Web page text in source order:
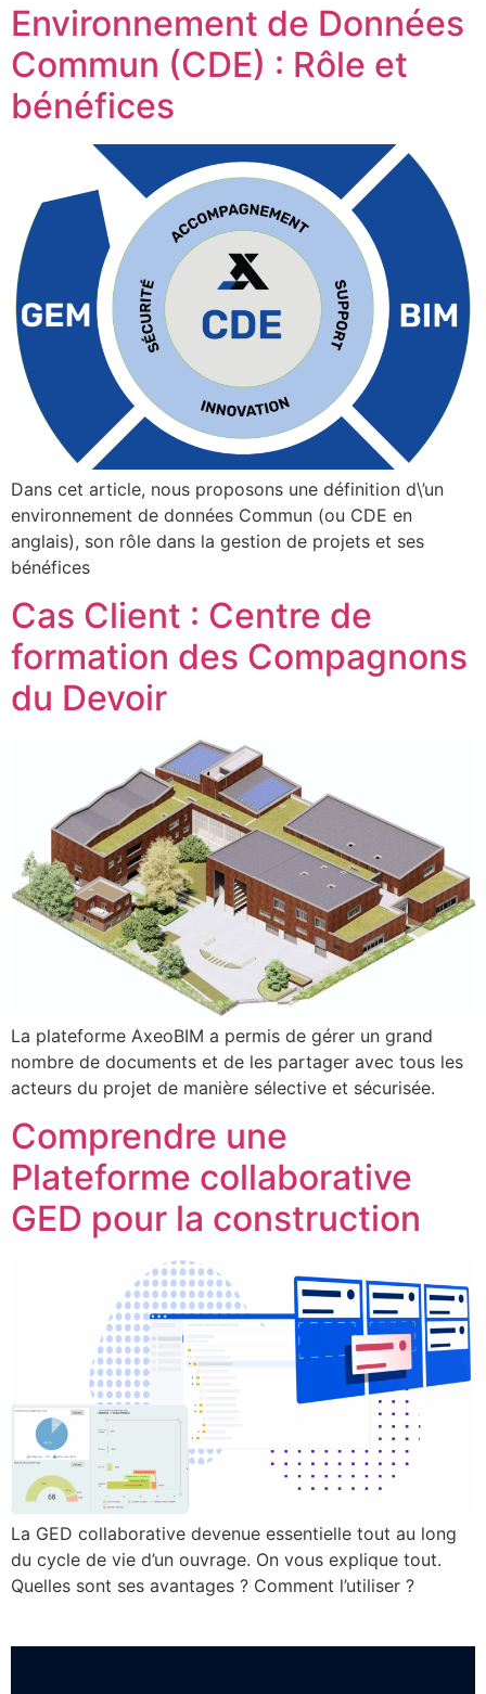
Environnement de Données
Commun (CDE) : Rôle et
bénéfices
Dans cet article, nous proposons une définition d\’un
environnement de données Commun (ou CDE en
anglais), son rôle dans la gestion de projets et ses
bénéfices
Cas Client : Centre de
formation des Compagnons
du Devoir
La plateforme AxeoBIM a permis de gérer un grand
nombre de documents et de les partager avec tous les
acteurs du projet de manière sélective et sécurisée.
Comprendre une
Plateforme collaborative
GED pour la construction
La GED collaborative devenue essentielle tout au long
du cycle de vie d’un ouvrage. On vous explique tout.
Quelles sont ses avantages ? Comment l’utiliser ?